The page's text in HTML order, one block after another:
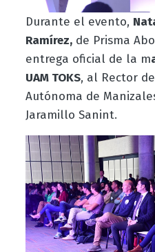
Durante el evento,
Ramírez,de Prisma
entrega oficial de la m
UAM TOKS, al Rector
Autónoma de
Jaramillo Sanint.